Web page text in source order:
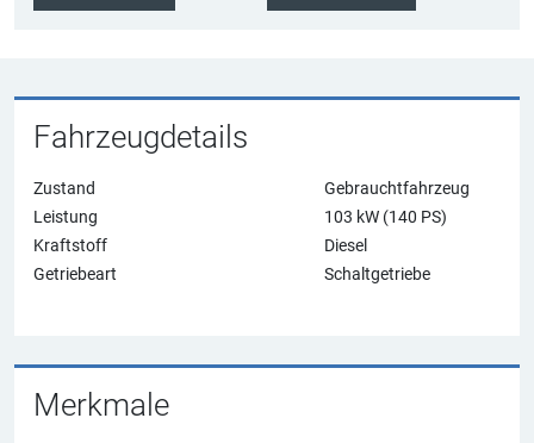
Fahrzeugdetails
Zustand
Gebrauchtfahrzeug
Leistung
103 kW (140 PS)
Kraftstoff
Diesel
Getriebeart
Schaltgetriebe
Merkmale